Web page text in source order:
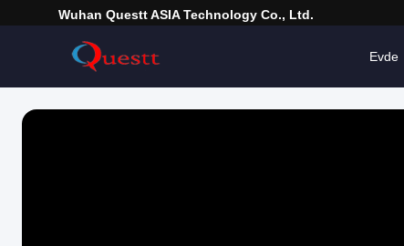
Wuhan Questt ASIA Technology Co., Ltd.
Evde